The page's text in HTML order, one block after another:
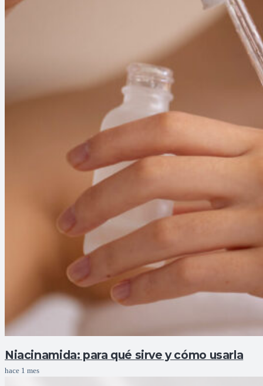
Niacinamida: para qué sirve y cómo usarla
hace 1 mes